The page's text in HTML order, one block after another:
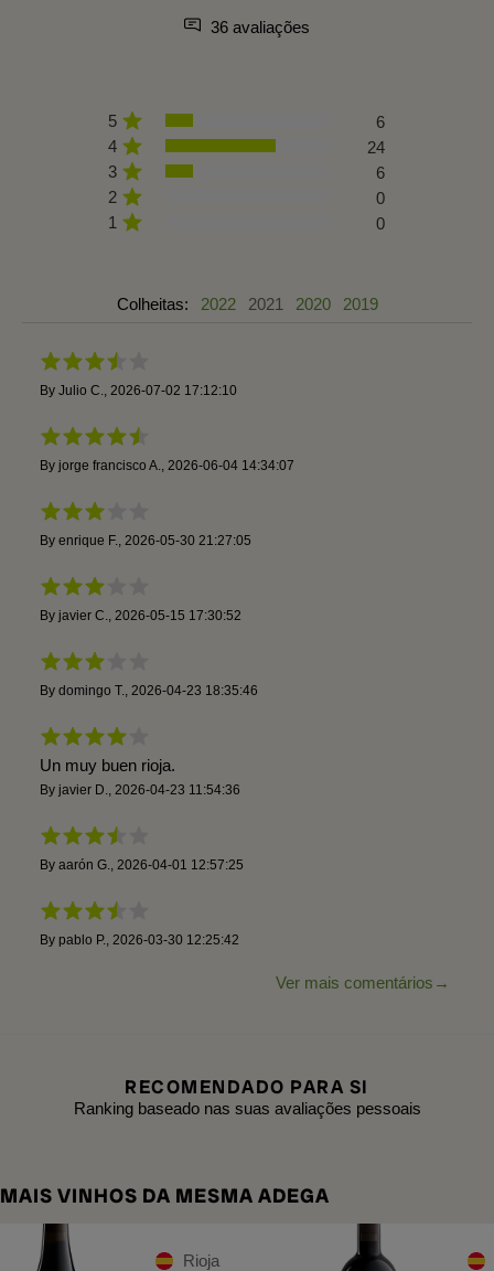
36 avaliações
5
6
4
24
3
6
2
0
1
0
Colheitas: 2022 2021 2020 2019
By Julio C. 2026-07-02 17:12:10
By jorge francisco A. 2026-06-04 14:34:07
By enrique F. 2026-05-30 21:27:05
By javier C. 2026-05-15 17:30:52
By domingo T. 2026-04-23 18:35:46
Un muy buen rioja.
By javier D. 2026-04-23 11:54:36
By aarón G. 2026-04-01 12:57:25
By pablo P. 2026-03-30 12:25:42
Ver mais comentários
RECOMENDADO PARA SI
Ranking baseado nas suas avaliações pessoais
MAIS VINHOS DA MESMA ADEGA
Rioja